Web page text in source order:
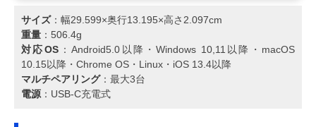
サイズ：幅29.599×奥行13.195×高さ2.097cm
重量 ：506.4g
対応OS：Android5.0以降・Windows 10,11以降・macOS
10.15以降・Chrome OS・Linux・iOS 13.4以降
マルチペアリング：最大3台
電源 ：USB-C充電式